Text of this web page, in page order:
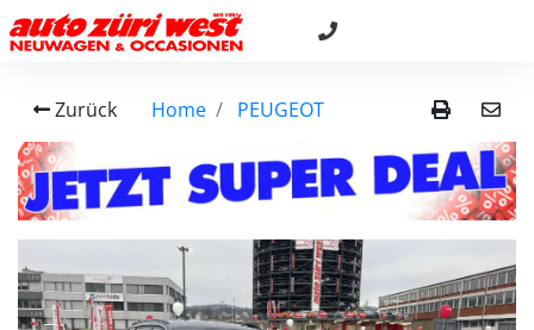
Zurück Home PEUGEOT